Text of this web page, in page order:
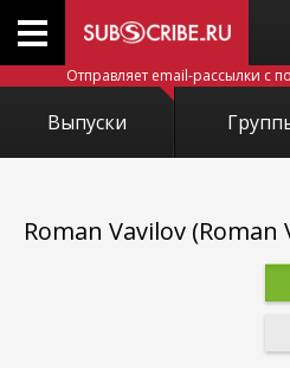
Отправляет email-рассылки с
Выпуски
Roman Vavilov (Roman